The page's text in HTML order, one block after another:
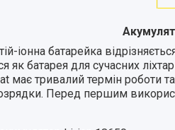
іонна батарейка
як батарея для сучасних
має тривалий термін роботи
Перед першим